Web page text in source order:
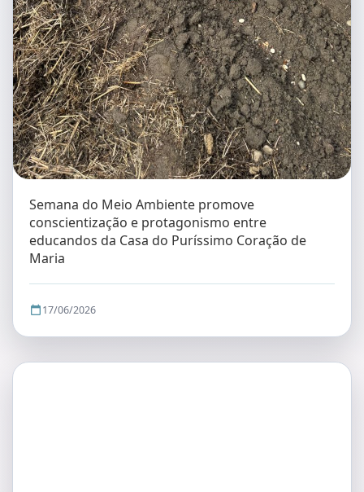
Semana do Meio Ambiente promove
conscientização e protagonismo entre
educandos da Casa do Puríssimo Coração de
Maria
17/06/2026